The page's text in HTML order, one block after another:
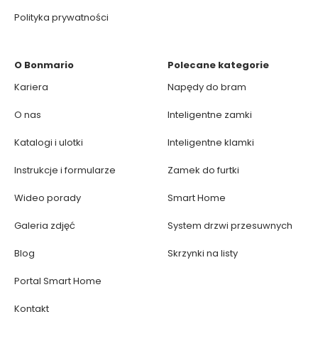
Polityka prywatności
O Bonmario
Kariera
O nas
Katalogi i ulotki
Instrukcje i formularze
Wideo porady
Galeria zdjęć
Blog
Portal Smart Home
Kontakt
Polecane kategorie
Napędy do bram
Inteligentne zamki
Inteligentne klamki
Zamek do furtki
Smart Home
System drzwi przesuwnych
Skrzynki na listy